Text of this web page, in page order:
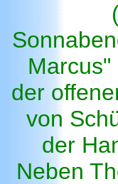
der
von
der
Neben